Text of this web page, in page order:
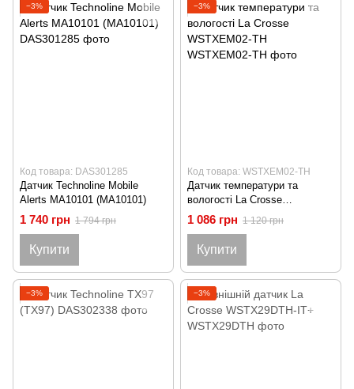
−3%
Код товара: DAS301285
Датчик Technoline Mobile
Alerts MA10101 (MA10101)
1 740 грн 1 794 грн
Купити
−3%
Код товара: WSTXEM02-TH
Датчик температури та
вологості La Crosse
WSTXEM02-TH
1 086 грн 1 120 грн
Купити
−3% −3%